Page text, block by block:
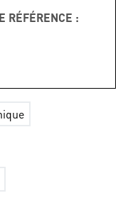
RÉFÉRENCE :